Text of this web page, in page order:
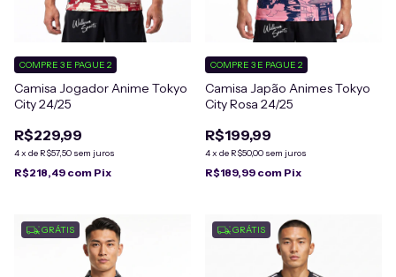
Camisa Jogador Anime Tokyo
City 24/25
R$229,99
4x de R$57,50 sem juros
COMPRE 3 E PAGUE 2
R$218,49 com Pix
Camisa Japão Animes Tokyo
City Rosa 24/25
R$199,99
4x de R$50,00 sem juros
COMPRE 3 E PAGUE 2
R$189,99 com Pix
GRÁTIS GRÁTIS